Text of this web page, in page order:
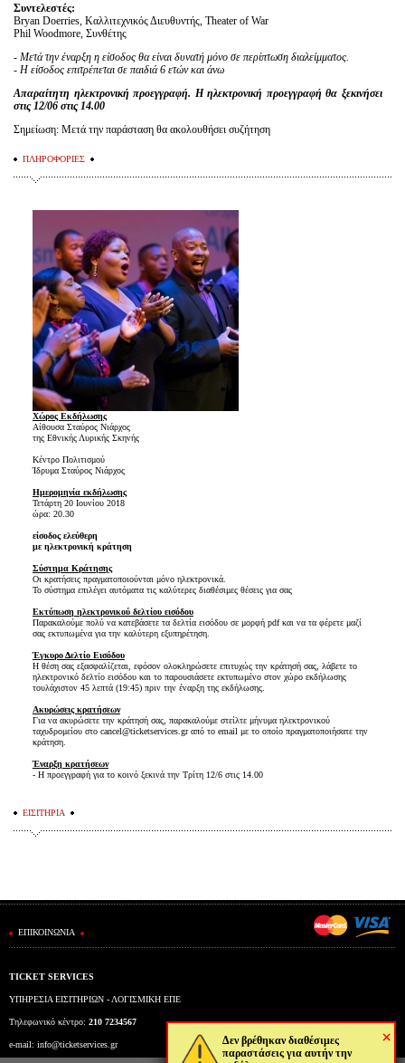
×
Δεν βρέθηκαν διαθέσιμες
παραστάσεις για αυτήν την
Συντελεστές:
Bryan Doerries, Καλλιτεχνικός Διευθυντής, Theater of War
Phil Woodmore, Συνθέτης
- Μετά την έναρξη η είσοδος θα είναι δυνατή μόνο σε περίπτωση διαλείμματος.
- Η είσοδος επιτρέπεται σε παιδιά 6 ετών και άνω
Απαραίτητη ηλεκτρονική προεγγραφή. Η ηλεκτρονική προεγγραφή θα ξεκινήσει
στις 12/06 στις 14.00
Σημείωση: Μετά την παράσταση θα ακολουθήσει συζήτηση
ΠΛΗΡΟΦΟΡΙΕΣ
Χώρος Εκδήλωσης
Αίθουσα Σταύρος Νιάρχος
της Εθνικής Λυρικής Σκηνής
Κέντρο Πολιτισμού
Ίδρυμα Σταύρος Νιάρχος
Ημερομηνία εκδήλωσης
Τετάρτη 20 Ιουνίου 2018
ώρα: 20.30
είσοδος ελεύθερη
με ηλεκτρονική κράτηση
Σύστημα Κράτησης
Οι κρατήσεις πραγματοποιούνται μόνο ηλεκτρονικά.
Το σύστημα επιλέγει αυτόματα τις καλύτερες διαθέσιμες θέσεις για σας
Εκτύπωση ηλεκτρονικού δελτίου εισόδου
Παρακαλούμε πολύ να κατεβάσετε τα δελτία εισόδου σε μορφή pdf και να τα φέρετε μαζί
σας εκτυπωμένα για την καλύτερη εξυπηρέτηση.
Έγκυρο Δελτίο Εισόδου
Η θέση σας εξασφαλίζεται, εφόσον ολοκληρώσετε επιτυχώς την κράτησή σας, λάβετε το
ηλεκτρονικό δελτίο εισόδου και το παρουσιάσετε εκτυπωμένο στον χώρο εκδήλωσης
τουλάχιστον 45 λεπτά (19:45) πριν την έναρξη της εκδήλωσης.
Ακυρώσεις κρατήσεων
Για να ακυρώσετε την κράτησή σας, παρακαλούμε στείλτε μήνυμα ηλεκτρονικού
ταχυδρομείου στο cancel@ticketservices.gr από το email με το οποίο πραγματοποιήσατε την
κράτηση.
Έναρξη κρατήσεων
- Η προεγγραφή για το κοινό ξεκινά την Τρίτη 12/6 στις 14.00
ΕΙΣΙΤΗΡΙΑ
ΕΠΙΚΟΙΝΩΝΙΑ
TICKET SERVICES
ΥΠΗΡΕΣΙΑ ΕΙΣΙΤΗΡΙΩΝ - ΛΟΓΙΣΜΙΚΗ ΕΠΕ
Τηλεφωνικό κέντρο: 210 7234567
e-mail: info@ticketservices.gr